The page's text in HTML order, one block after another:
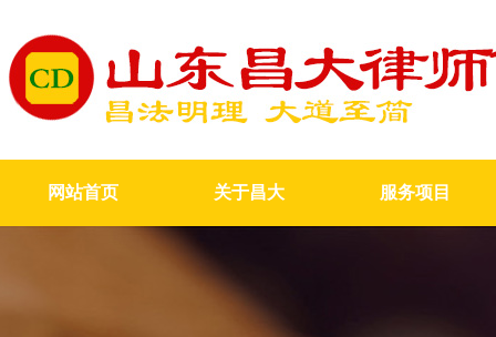
网站首页 关于昌大 服务项目